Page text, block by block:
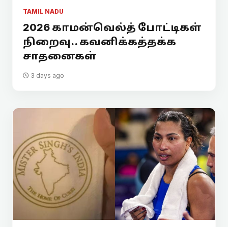
TAMIL NADU
2026 காமன்வெல்த் போட்டிகள்
நிறைவு.. கவனிக்கத்தக்க
சாதனைகள்
3 days ago